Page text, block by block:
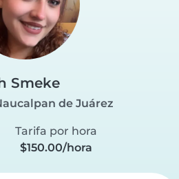
Smeke
de Juárez
Tarifa por hora
$150.00/hora